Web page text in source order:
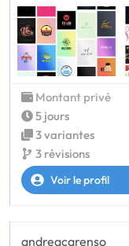
Montant privé
5 jours
3 variantes
3 révisions
Voir le profil
andreacarenso